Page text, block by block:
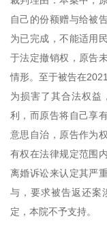
自己的份额赠与给被
为已完成，不能适用
于法定撤销权，原告
情形。至于被告在
为损害了其合法权益
利，而原告将自己享
意思自治，原告作为
有权在法律规定范围
离婚诉讼来认定其严
与，要求被告返还案
定，本院不予支持。